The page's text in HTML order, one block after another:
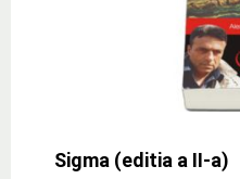
Sigma (editia a II-a)